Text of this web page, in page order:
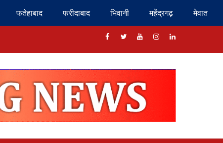
फतेहाबाद फरीदाबाद भिवानी महेंद्रगढ़ मेवात
Facebook
TwitterYoutubeInstragram
Linkedin